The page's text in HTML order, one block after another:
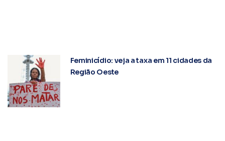
Feminicídio: veja a taxa em 11 cidades da
Região Oeste